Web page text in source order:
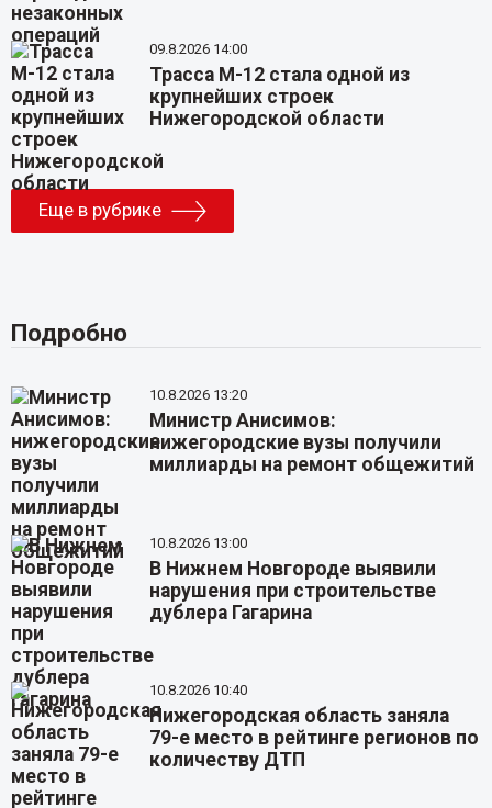
09.8.2026 14:00
Трасса М-12 стала одной из
крупнейших строек
Нижегородской области
Еще в рубрике
Подробно
10.8.2026 13:20
Министр Анисимов:
нижегородские вузы получили
миллиарды на ремонт общежитий
10.8.2026 13:00
В Нижнем Новгороде выявили
нарушения при строительстве
дублера Гагарина
10.8.2026 10:40
Нижегородская область заняла
79-е место в рейтинге регионов по
количеству ДТП